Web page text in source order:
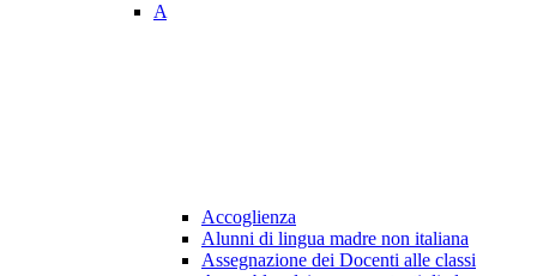
A
Accoglienza
Alunni di lingua madre non italiana
Assegnazione dei Docenti alle classi